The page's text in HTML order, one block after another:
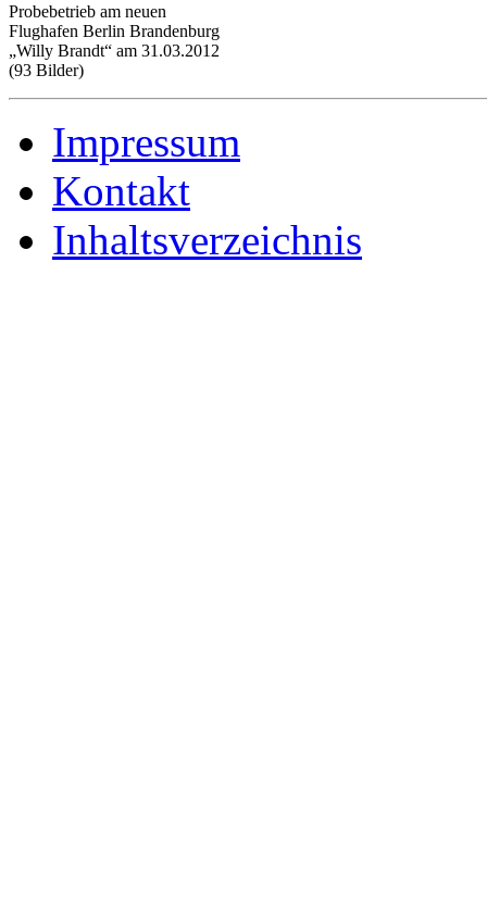
Probebetrieb am neuen
Flughafen Berlin Brandenburg
„Willy Brandt“ am 31.03.2012
(93 Bilder)
Impressum
Kontakt
Inhalts­verzeichnis